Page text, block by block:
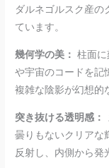
ダルネゴルスク産の
ています。
幾何学の美： 柱面
や宇宙のコードを記
複雑な陰影が幻想的
突き抜ける透明感：
曇りもないクリアな
反射し、内側から発